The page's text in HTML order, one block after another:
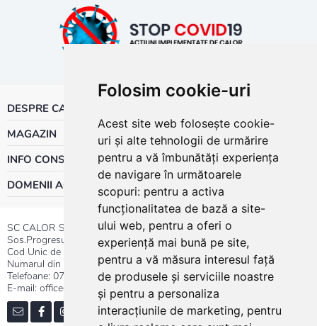
Folosim cookie-uri
Acest site web folosește cookie-
uri și alte tehnologii de urmărire
pentru a vă îmbunătăți experiența
de navigare în următoarele
scopuri: pentru a activa
funcționalitatea de bază a site-
ului web, pentru a oferi o
experiență mai bună pe site,
pentru a vă măsura interesul față
de produsele și serviciile noastre
și pentru a personaliza
interacțiunile de marketing, pentru
DESPRE CALOR
MAGAZIN
INFO CONSUMATOR
DOMENII ACTIVITATE
SC CALOR SRL
Sos.Progresului nr.30-40, Sector 5, Bucuresti
Cod Unic de Inregistrare: RO 3004724
Numarul din Registrul Comertului:J40/13176/1991
Telefoane: 0737.23.44.44|021.411.44.44
E-mail: office@calor.ro